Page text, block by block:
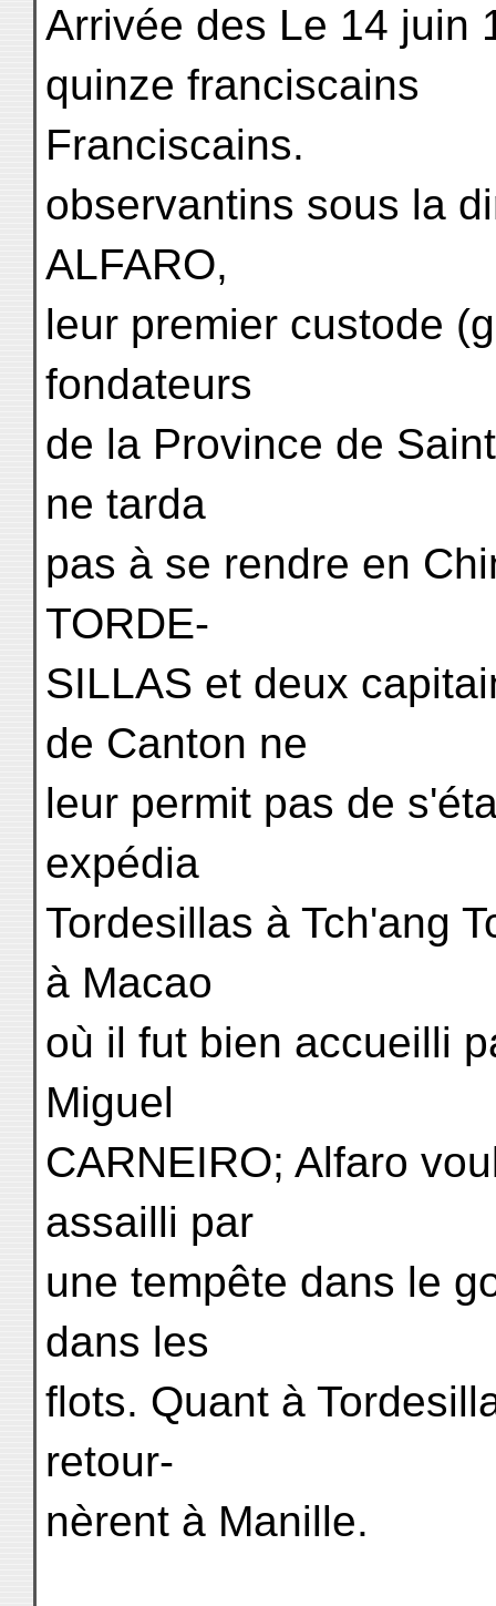
Arrivée des Le 14 juin
quinze franciscains
Franciscains.
observantins sous la
ALFARO,
leur premier custode
fondateurs
de la Province de
ne tarda
pas à se rendre en
TORDE-
SILLAS et deux
de Canton ne
leur permit pas de
expédia
Tordesillas à Tch'ang
à Macao
où il fut bien accueilli
Miguel
CARNEIRO; Alfaro
assailli par
une tempête dans le
dans les
flots. Quant à
retour-
nèrent à Manille.